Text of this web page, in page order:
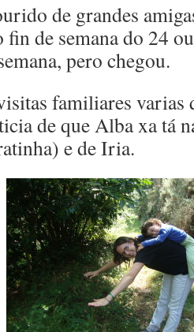
de grandes
de semana do 24
pero chegou.
familiares varias
de que Alba xa tá
e de Iria.